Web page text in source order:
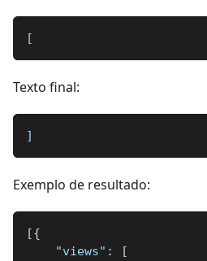
[
Texto final:
]
Exemplo de resultado:
[{
"views" :
[